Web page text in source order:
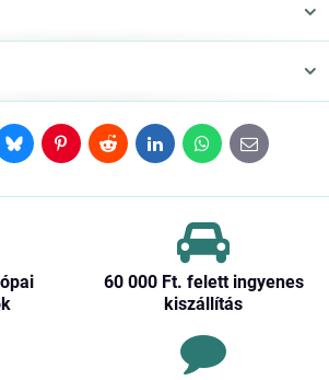
BlueskyPinterestRedditLinkedInWhatsApp
E-
mail
60 000 Ft​. felett ingyenes
kiszállítás